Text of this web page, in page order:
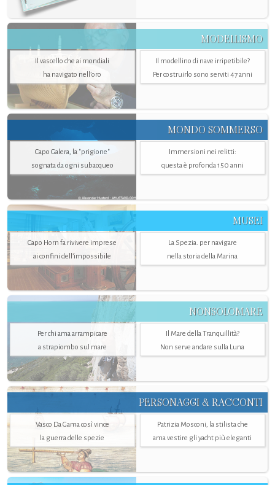
MODELLISMO
Il vascello che ai mondiali
ha navigato nell’oro
Il modellino di nave irripetibile?
Per costruirlo sono serviti 47 anni
MONDO SOMMERSO
Capo Galera, la "prigione"
sognata da ogni subacqueo
Immersioni nei relitti:
questa è profonda 150 anni
MUSEI
Capo Horn fa rivivere imprese
ai confini dell’impossibile
La Spezia. per navigare
nella storia della Marina
NONSOLOMARE
Per chi ama arrampicare
a strapiombo sul mare
Il Mare della Tranquillità?
Non serve andare sulla Luna
PERSONAGGI & RACCONTI
Vasco Da Gama così vince
la guerra delle spezie
Patrizia Mosconi, la stilista che
ama vestire gli yacht più eleganti